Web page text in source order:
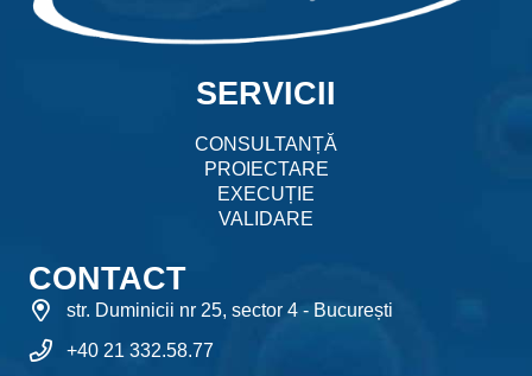
SERVICII
CONSULTANȚĂ
PROIECTARE
EXECUȚIE
VALIDARE
CONTACT
str. Duminicii nr 25, sector 4 - București
+40 21 332.58.77